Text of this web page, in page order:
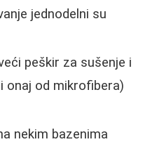
jednodelni su
peškir za sušenje i
onaj od mikrofibera)
nekim bazenima